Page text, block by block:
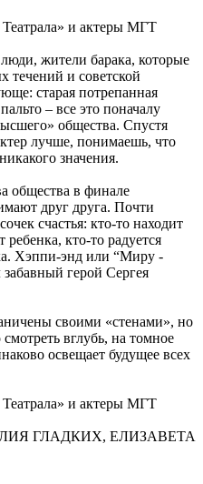
жители барака, которые
течений и советской
старая потрепанная
– все это поначалу
общества. Спустя
лучше, понимаешь, что
значения.
общества в финале
друг друга. Почти
счастья: кто-то находит
кто-то радуется
Хэппи-энд или “Миру -
герой Сергея
своими «стенами», но
смотреть вглубь, на томное
освещает будущее всех
ГЛАДКИХ, ЕЛИЗАВЕТА